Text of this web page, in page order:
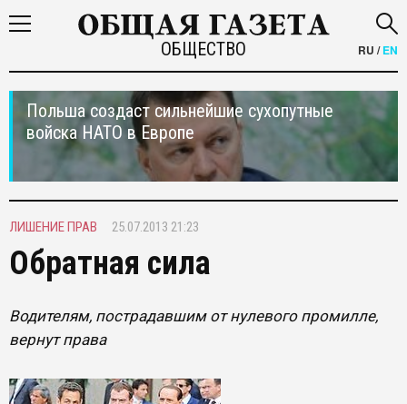
ОБЩЕСТВО RU /EN
Польша создаст сильнейшие сухопутные
войска НАТО в Европе
ЛИШЕНИЕ ПРАВ 25.07.2013 21:23
Обратная сила
Водителям, пострадавшим от нулевого промилле,
вернут права